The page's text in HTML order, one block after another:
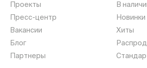
Проекты
Пресс-центр
Вакансии
Блог
Партнеры
В
Новинки
Хиты